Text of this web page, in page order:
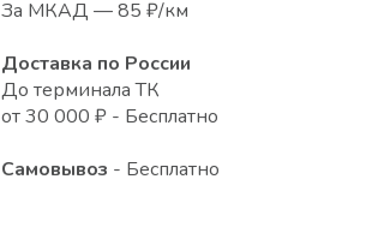
За МКАД — 85 ₽/км
Доставка по России
До терминала ТК
от 30 000 ₽ - Бесплатно
Самовывоз - Бесплатно